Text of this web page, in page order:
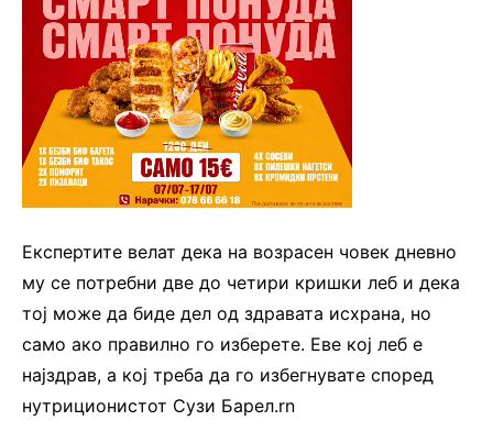
Експертите велат дека на возрасен човек дневно
му се потребни две до четири кришки леб и дека
тој може да биде дел од здравата исхрана, но
само ако правилно го изберете. Еве кој леб е
најздрав, а кој треба да го избегнувате според
нутриционистот Сузи Барел.rn